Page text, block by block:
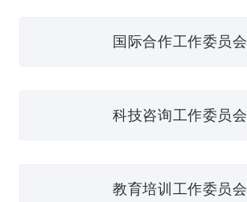
国际合作工作委员会
科技咨询工作委员会
教育培训工作委员会